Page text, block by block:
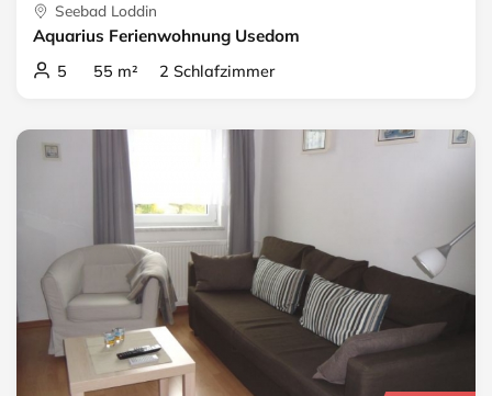
Seebad Loddin
Aquarius Ferienwohnung Usedom
5 55 m² 2 Schlafzimmer